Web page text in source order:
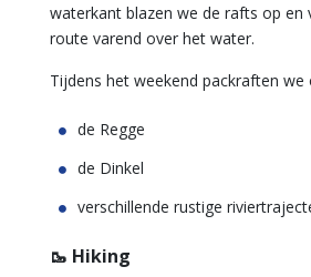
waterkant blazen we de rafts op en
route varend over het water.
Tijdens het weekend packraften we
de Regge
de Dinkel
verschillende rustige
🥾 Hiking